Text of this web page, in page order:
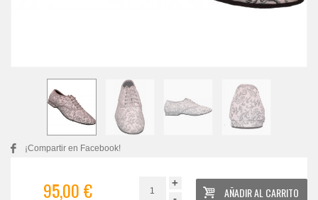
¡Compartir en Facebook!
95,00 € +
AÑADIR AL CARRITO